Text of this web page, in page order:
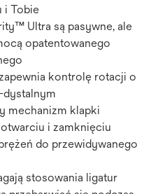
i Tobie
Ultra są pasywne, ale
opatentowanego
kontrolę rotacji o
dystalnym
mechanizm klapki
i zamknięciu
do przewidywanego
stosowania ligatur